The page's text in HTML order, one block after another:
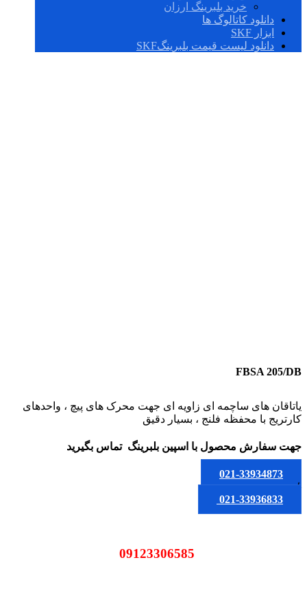
خرید بلبرینگ ارزان
دانلود کاتالوگ ها
ابزار SKF
دانلود لیست قیمت بلبرینگSKF
FBSA 205/DB
یاتاقان های ساچمه ای زاویه ای جهت محرک های پیچ ، واحدهای
کارتریج با محفظه فلنج ، بسیار دقیق
جهت سفارش محصول با اسپین بلبرینگ تماس بگیرید
021-33934873
یا
021-33936833